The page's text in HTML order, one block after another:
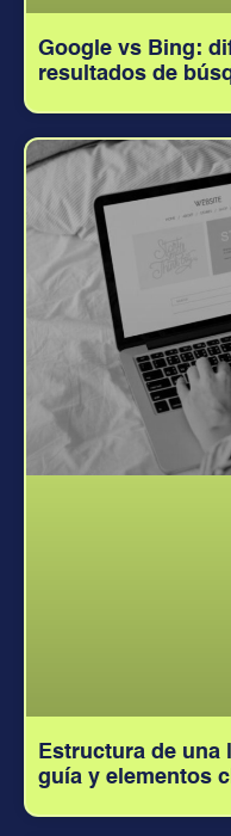
Google vs Bing:
resultados de
Estructura de una
guía y elementos